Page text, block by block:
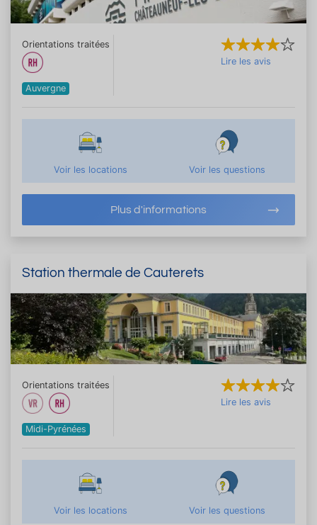
Orientations traitées
Auvergne
Lire les avis
Voir les locations Voir les questions
Plus d'informations
Station thermale de Cauterets
Orientations traitées
Midi-Pyrénées
Lire les avis
Voir les locations Voir les questions